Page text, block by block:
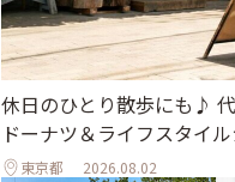
休日のひとり散歩にも♪
ドーナツ＆ライフスタイ
東京都 2026.08.02